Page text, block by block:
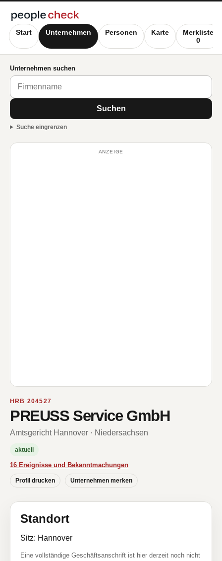
Start Unternehmen Personen Karte
Merkliste
0
Unternehmen suchen
Suchen
Suche eingrenzen
ANZEIGE
HRB 204527
PREUSS Service GmbH
Amtsgericht Hannover · Niedersachsen
aktuell
16 Ereignisse und Bekanntmachungen
Profil drucken Unternehmen merken
Standort
Sitz: Hannover
Eine vollständige Geschäftsanschrift ist hier derzeit noch nicht